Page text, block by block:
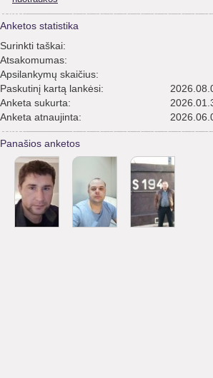
Anketos statistika
Surinkti taškai:
Atsakomumas:
Apsilankymų skaičius:
Paskutinį kartą lankėsi:
Anketa sukurta:
Anketa atnaujinta:
Panašios anketos